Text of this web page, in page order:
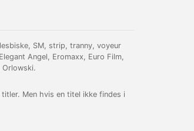
SM, strip, tranny, voyeur
Angel, Eromaxx, Euro Film,
Orlowski.
Men hvis en titel ikke findes i